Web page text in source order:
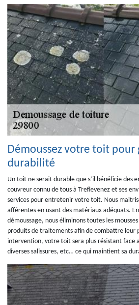
Démoussez votre toit pour
durabilité
Un toit ne serait durable que s’il bénéficie des
couvreur connu de tous à Treflevenez et ses
services pour entretenir votre toit. Nous
afférentes en usant des matériaux adéquats.
démoussage, nous éliminons toutes les
produits de traitements afin de combattre leur
intervention, votre toit sera plus résistant face
diverses salissures, etc… ce qui maintient sa